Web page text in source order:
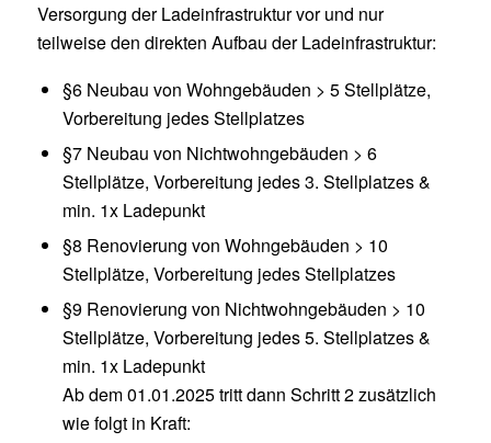
Versorgung der Ladeinfrastruktur vor und nur
teilweise den direkten Aufbau der Ladeinfrastruktur:
§6 Neubau von Wohngebäuden > 5 Stellplätze,
Vorbereitung jedes Stellplatzes
§7 Neubau von Nichtwohngebäuden > 6
Stellplätze, Vorbereitung jedes 3. Stellplatzes &
min. 1x Ladepunkt
§8 Renovierung von Wohngebäuden > 10
Stellplätze, Vorbereitung jedes Stellplatzes
§9 Renovierung von Nichtwohngebäuden > 10
Stellplätze, Vorbereitung jedes 5. Stellplatzes &
min. 1x Ladepunkt
Ab dem 01.01.2025 tritt dann Schritt 2 zusätzlich
wie folgt in Kraft: